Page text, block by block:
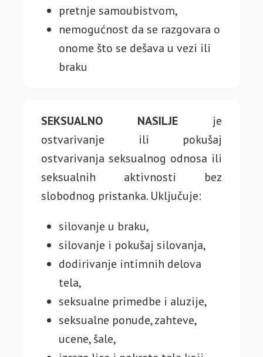
pretnje samoubistvom,
nemogućnost da se razgovara o
onome što se dešava u vezi ili
braku
SEKSUALNO NASILJE je
ostvarivanje ili pokušaj
ostvarivanja seksualnog odnosa ili
seksualnih aktivnosti bez
slobodnog pristanka. Uključuje:
silovanje u braku,
silovanje i pokušaj silovanja,
dodirivanje intimnih delova
tela,
seksualne primedbe i aluzije,
seksualne ponude, zahteve,
ucene, šale,